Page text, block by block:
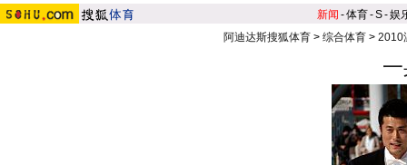
新闻 -体育-S-娱
阿迪达斯搜狐体育 > 综合体育 > 2010